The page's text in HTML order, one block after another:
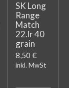
SK Long
Range
Match
22.lr 40
grain
8,50 €
inkl. MwSt